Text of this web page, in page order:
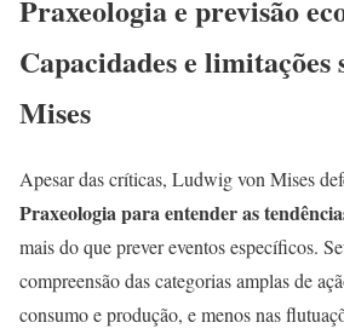
Praxeologia e previsão
Capacidades e limitações
Mises
Apesar das críticas, Ludwig von Mises
Praxeologia para entender as
mais do que prever eventos específicos.
compreensão das categorias amplas de
consumo e produção, e menos nas